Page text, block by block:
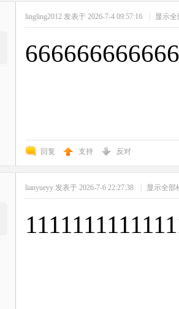
lingling2012 发表于 2026-7-4 09:57:16 | 显示
回复 支持 反对
lianyueyy 发表于 2026-7-6 22:27:38 | 显示全部